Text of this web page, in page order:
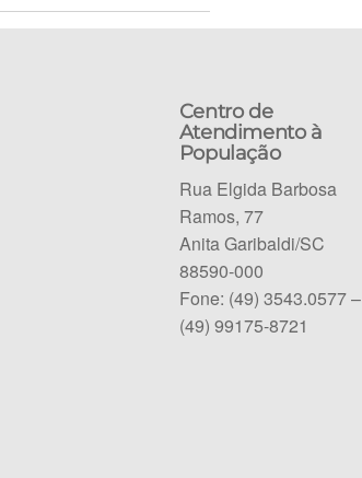
Centro de
Atendimento à
População
Rua Elgida Barbosa
Ramos, 77
Anita Garibaldi/SC
88590-000
Fone: (49) 3543.0577 –
(49) 99175-8721